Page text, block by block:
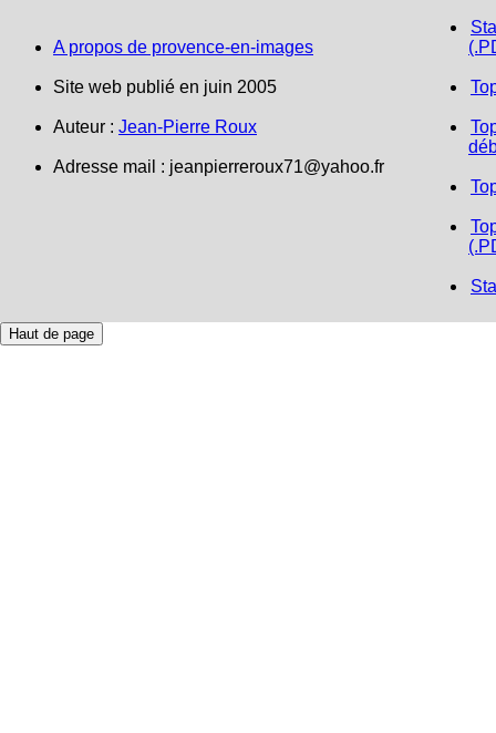
A propos de provence-en-images
Site web publié en juin 2005
Auteur : Jean-Pierre Roux
Adresse mail : jeanpierreroux71@yahoo.fr
Haut de page